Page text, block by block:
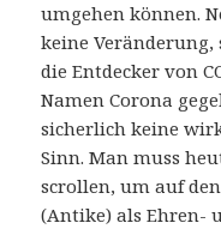
umgehen können.
keine Veränderung,
die Entdecker von
Namen Corona
sicherlich keine
Sinn. Man muss
scrollen, um auf
(Antike) als Ehren-